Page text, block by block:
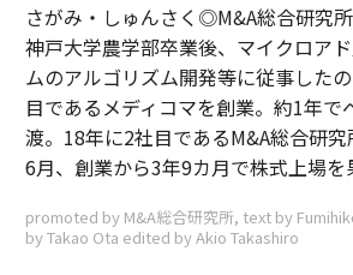
さがみ・しゅんさく◎M&A総合研究所
神戸大学農学部卒業後、マイクロア
ムのアルゴリズム開発等に従事した
目であるメディコマを創業。約1年で
渡。18年に2社目であるM&A総合研
6月、創業から3年9カ月で株式上場を
promoted by M&A総合研究所, text by
by Takao Ota edited by Akio Takashiro